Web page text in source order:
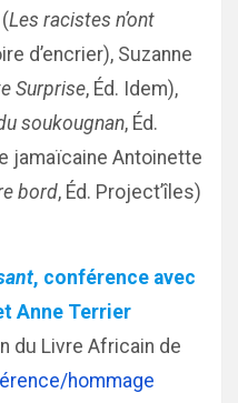
Les racistes n’ont
d’encrier), Suzanne
Surprise, Éd. Idem),
soukougnan, Éd.
jamaïcaine Antoinette
bord, Éd. Project’îles)
, conférence avec
Anne Terrier
du Livre Africain de
hommage